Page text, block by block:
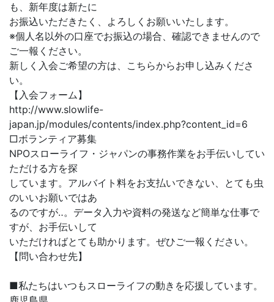
も、新年度は新たに
お振込いただきたく、よろしくお願いいたします。
※個人名以外の口座でお振込の場合、確認できませんので
ご一報ください。
新しく入会ご希望の方は、こちらからお申し込みくださ
い。
【入会フォーム】
http://www.slowlife-
japan.jp/modules/contents/index.php?content_id=6
□ボランティア募集
NPOスローライフ・ジャパンの事務作業をお手伝いしてい
ただける方を探
しています。アルバイト料をお支払いできない、とても虫
のいいお願いではあ
るのですが‥。データ入力や資料の発送など簡単な仕事で
すが、お手伝いして
いただければとても助かります。ぜひご一報ください。
【問い合わせ先】
■私たちはいつもスローライフの動きを応援しています。